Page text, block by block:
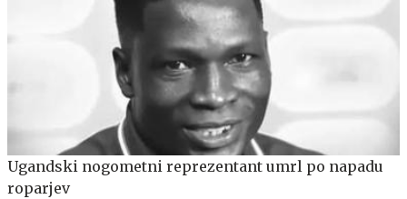
Ugandski nogometni reprezentant umrl po napadu
roparjev